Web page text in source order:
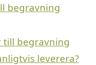
begravning
till begravning
leverera?